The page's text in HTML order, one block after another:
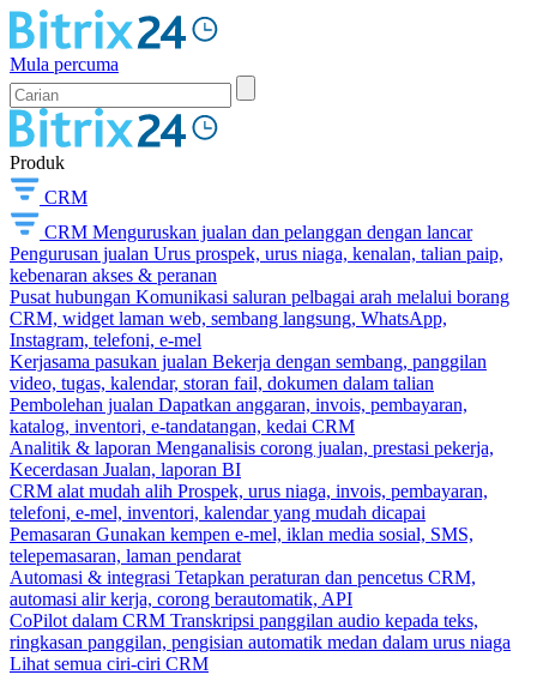
Mula percuma
Produk
CRM
CRM Menguruskan jualan dan pelanggan dengan lancar
Pengurusan jualan Urus prospek, urus niaga, kenalan, talian paip,
kebenaran akses & peranan
Pusat hubungan Komunikasi saluran pelbagai arah melalui borang
CRM, widget laman web, sembang langsung, WhatsApp,
Instagram, telefoni, e-mel
Kerjasama pasukan jualan Bekerja dengan sembang, panggilan
video, tugas, kalendar, storan fail, dokumen dalam talian
Pembolehan jualan Dapatkan anggaran, invois, pembayaran,
katalog, inventori, e-tandatangan, kedai CRM
Analitik & laporan Menganalisis corong jualan, prestasi pekerja,
Kecerdasan Jualan, laporan BI
CRM alat mudah alih Prospek, urus niaga, invois, pembayaran,
telefoni, e-mel, inventori, kalendar yang mudah dicapai
Pemasaran Gunakan kempen e-mel, iklan media sosial, SMS,
telepemasaran, laman pendarat
Automasi & integrasi Tetapkan peraturan dan pencetus CRM,
automasi alir kerja, corong berautomatik, API
CoPilot dalam CRM Transkripsi panggilan audio kepada teks,
ringkasan panggilan, pengisian automatik medan dalam urus niaga
Lihat semua ciri-ciri CRM